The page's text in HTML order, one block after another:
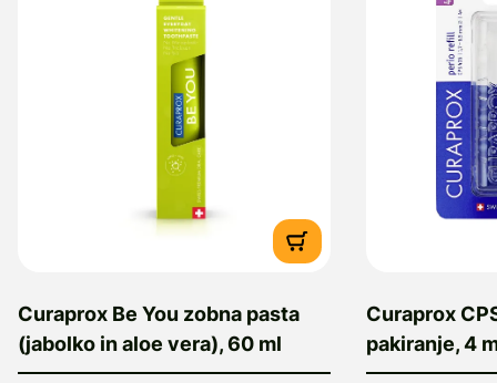
Curaprox Be You zobna pasta
(jabolko in aloe vera), 60 ml
Curaprox
pakiranje, 4